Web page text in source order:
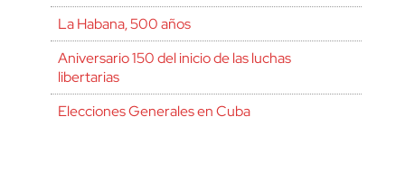
La Habana, 500 años
Aniversario 150 del inicio de las luchas
libertarias
Elecciones Generales en Cuba